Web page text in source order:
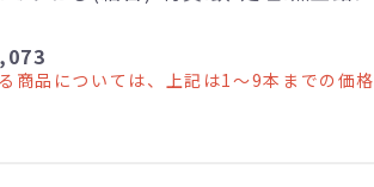
商品については、上記は1～9本までの価格